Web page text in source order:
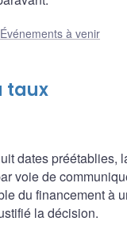
Événements à venir
taux
dates préétablies,
voie de
du financement à
la décision.